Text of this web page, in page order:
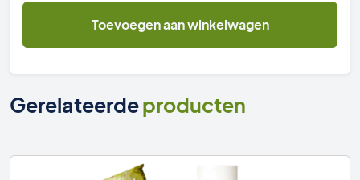
€ 15,45.€ 9,95.
EcoPur
tegen
Toevoegen aan winkelwagen
Gerelateerdeproducten